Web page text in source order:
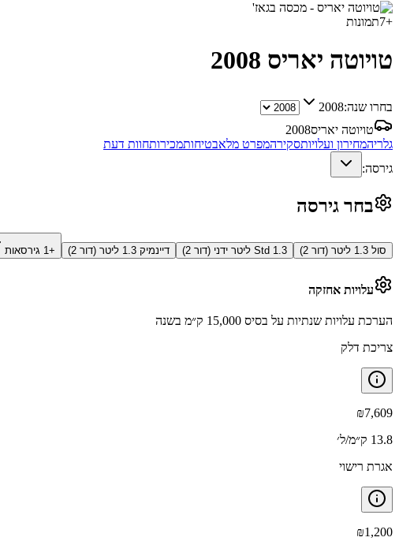
+
7תמונות
טויוטה יאריס 2008
בחרו שנה:2008
טויוטה יאריס2008
גלריהמחירון ועלויותסקירהמפרט מלאבטיחותמכירותחוות דעת
גירסה:
בחר גירסה
סול 1.3 ליטר (דור 2) Std 1.3 ליטר ידני (דור 2) דיינמיק 1.3 ליטר (דור 2) +1 גירסאות
עלויות אחזקה
הערכת עלויות שנתיות על בסיס 15,000 ק״מ בשנה
צריכת דלק
₪7,609
13.8 ק״מ/ל׳
אגרת רישוי
₪1,200